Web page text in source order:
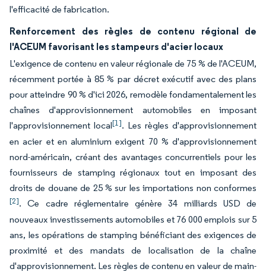
l'efficacité de fabrication.
Renforcement des règles de contenu régional de
l'ACEUM favorisant les stampeurs d'acier locaux
L'exigence de contenu en valeur régionale de 75 % de l'ACEUM,
récemment portée à 85 % par décret exécutif avec des plans
pour atteindre 90 % d'ici 2026, remodèle fondamentalement les
chaînes d'approvisionnement automobiles en imposant
l'approvisionnement local[1]. Les règles d'approvisionnement
en acier et en aluminium exigent 70 % d'approvisionnement
nord-américain, créant des avantages concurrentiels pour les
fournisseurs de stamping régionaux tout en imposant des
droits de douane de 25 % sur les importations non conformes
[2]. Ce cadre réglementaire génère 34 milliards USD de
nouveaux investissements automobiles et 76 000 emplois sur 5
ans, les opérations de stamping bénéficiant des exigences de
proximité et des mandats de localisation de la chaîne
d'approvisionnement. Les règles de contenu en valeur de main-